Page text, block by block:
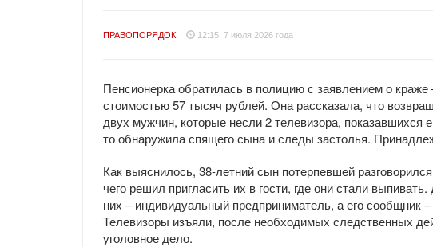
ПРАВОПОРЯДОК 12:15, 7 июля 2026 года
Пенсионерка обратилась в полицию с заявлением о
стоимостью 57 тысяч рублей. Она рассказала, что
двух мужчин, которые несли 2 телевизора, показавшихся
то обнаружила спящего сына и следы застолья.
Как выяснилось, 38-летний сын потерпевшей
чего решил пригласить их в гости, где они стали
них – индивидуальный предприниматель, а его сообщник
Телевизоры изъяли, после необходимых следственных
уголовное дело.